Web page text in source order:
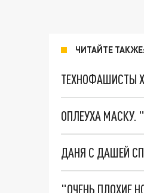
ЧИТАЙТЕ ТАКЖЕ:
ТЕХНОФАШИСТЫ
ОПЛЕУХА МАСКУ.
ДАНЯ С ДАШЕЙ